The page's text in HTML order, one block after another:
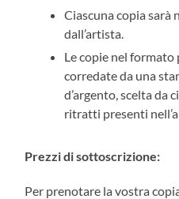
Ciascuna copia sarà
dall’artista.
Le copie nel formato
corredate da una
d’argento, scelta da
ritratti presenti
Prezzi di sottoscrizione:
Per prenotare la vostra